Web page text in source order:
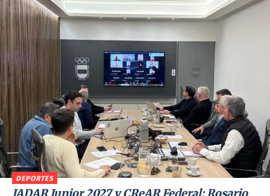
DEPORTES
JADAR Junior 2027 y CReAR Federal: Rosario